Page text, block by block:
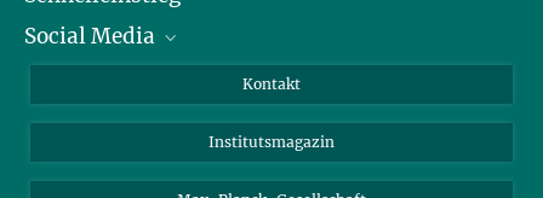
Alumni
Fördernde
Social Media
Bluesky
Facebook
Kontakt
Institutsmagazin